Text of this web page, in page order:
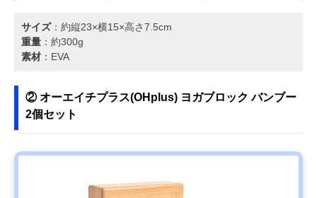
サイズ：約縦23×横15×高さ7.5cm
重量 ：約300g
素材 ：EVA
② オーエイチプラス(OHplus) ヨガブロック バンブー
2個セット